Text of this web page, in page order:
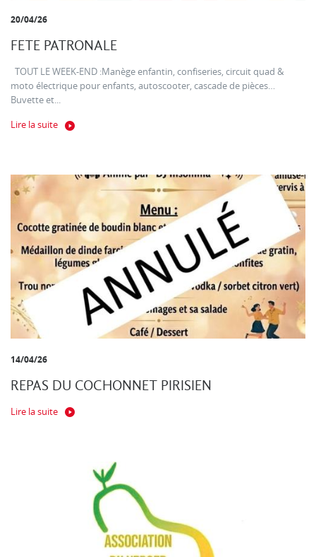
20/04/26
FETE PATRONALE
TOUT LE WEEK-END :Manège enfantin, confiseries, circuit quad &
moto électrique pour enfants, autoscooter, cascade de pièces…
Buvette et...
Lire la suite
14/04/26
REPAS DU COCHONNET PIRISIEN
Lire la suite